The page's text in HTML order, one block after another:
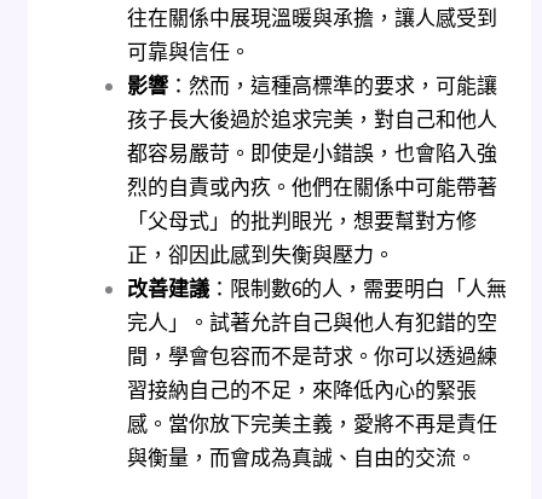
往在關係中展現溫暖與承擔，讓人感受到
可靠與信任。
影響：然而，這種高標準的要求，可能讓
孩子長大後過於追求完美，對自己和他人
都容易嚴苛。即使是小錯誤，也會陷入強
烈的自責或內疚。他們在關係中可能帶著
「父母式」的批判眼光，想要幫對方修
正，卻因此感到失衡與壓力。
改善建議：限制數6的人，需要明白「人無
完人」。試著允許自己與他人有犯錯的空
間，學會包容而不是苛求。你可以透過練
習接納自己的不足，來降低內心的緊張
感。當你放下完美主義，愛將不再是責任
與衡量，而會成為真誠、自由的交流。